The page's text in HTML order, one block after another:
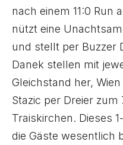
nach einem 11:0 Run
nützt eine
und stellt per Buzzer
Danek stellen mit
Gleichstand her,
Stazic per Dreier zum
Traiskirchen. Dieses
die Gäste wesentlich